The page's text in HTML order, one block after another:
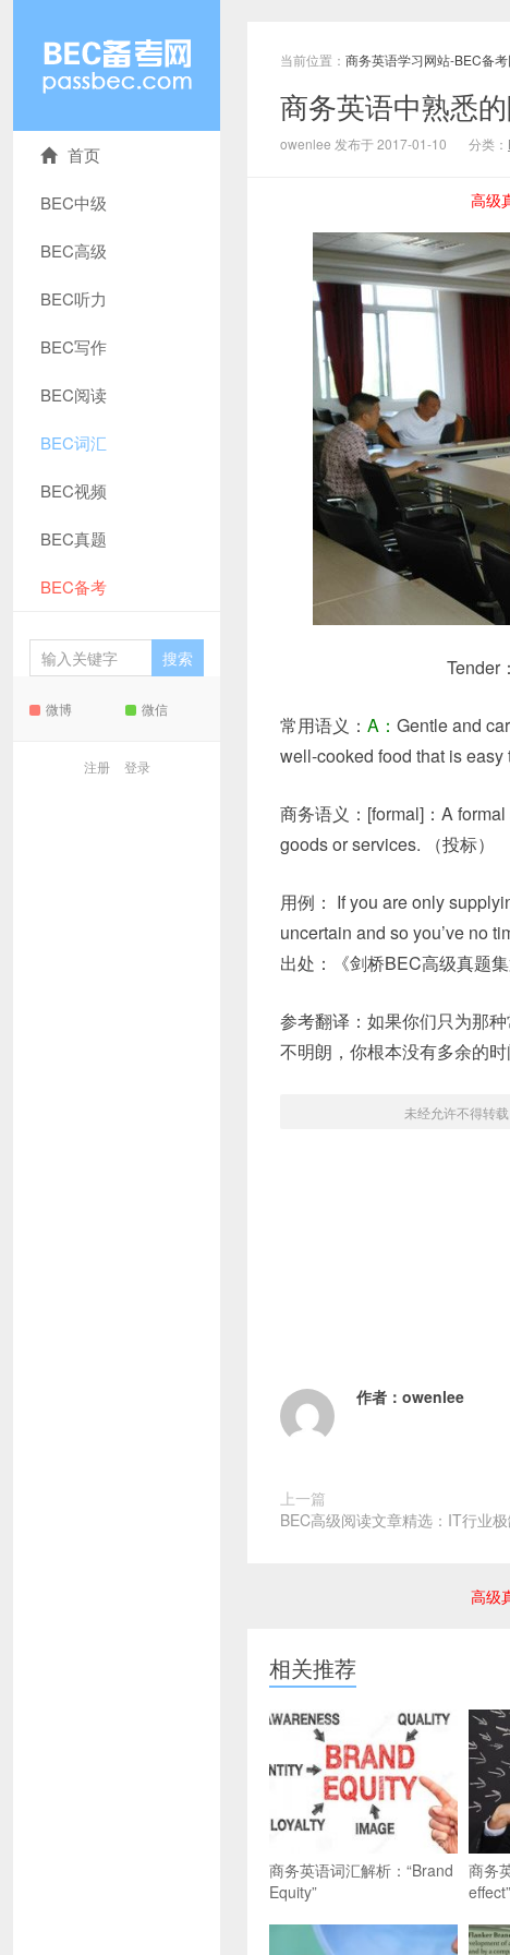
首页
BEC中级
BEC高级
BEC听力
BEC写作
BEC阅读
BEC词汇
BEC视频
BEC真题
BEC备考
微博 微信
注册 登录
当前位置： 商务英语学习网站-BEC备考
商务英语中熟悉
owenlee 发布于 2017-01-10 分类：
高级
Tender：
常用语义： A： Gentle and
well-cooked food that is easy
商务语义：[formal]：A
goods or services. （投标）
用例： Ifyou areonly
uncertain and so you’ve no
出处：《剑桥BEC高级真题
参考翻译：如果你们只为那
不明朗，你根本没有多余的
未经允许不得转载
作者： owenlee
上一篇
BEC高级阅读文章精选：IT行业
高级
相关推荐
商务英语词汇解析：“Brand
Equity”
商务
effect”